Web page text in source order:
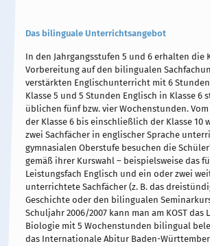
Das bilinguale Unterrichtsangebot
In den Jahrgangsstufen 5 und 6 erhalten die
Vorbereitung auf den bilingualen
verstärkten Englischunterricht mit 6
Klasse 5 und 5 Stunden Englisch in Klasse 6
üblichen fünf bzw. vier Wochenstunden.
der Klasse 6 bis einschließlich der Klasse 10
zwei Sachfächer in englischer Sprache
gymnasialen Oberstufe besuchen die
gemäß ihrer Kurswahl – beispielsweise das
Leistungsfach Englisch und ein oder zwei
unterrichtete Sachfächer (z. B. das
Geschichte oder den bilingualen
Schuljahr 2006/2007 kann man am KOST das
Biologie mit 5 Wochenstunden bilingual
das Internationale Abitur Baden-